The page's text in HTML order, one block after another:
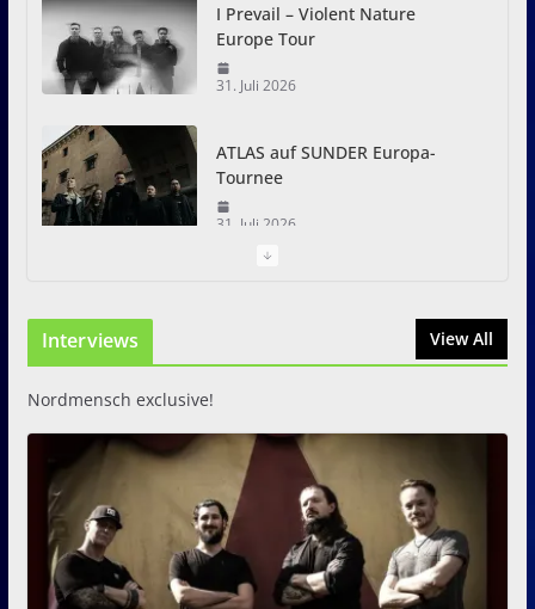
I Prevail – Violent Nature
Europe Tour
31. Juli 2026
ATLAS auf SUNDER Europa-
Tournee
31. Juli 2026
Zwei Tage Rock und Metal in
Interviews View All
Nordmensch exclusive!